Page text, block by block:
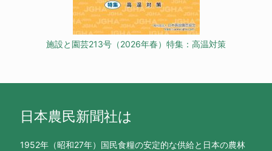
施設と園芸213号（2026年春）特集：高温対策
日本農民新聞社は
1952年（昭和27年）国民食糧の安定的な供給と日本の農林